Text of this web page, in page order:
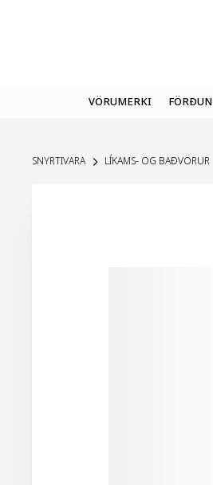
VÖRUMERKI FÖRÐUN
SNYRTIVARA LÍKAMS- OG BAÐVÖRUR